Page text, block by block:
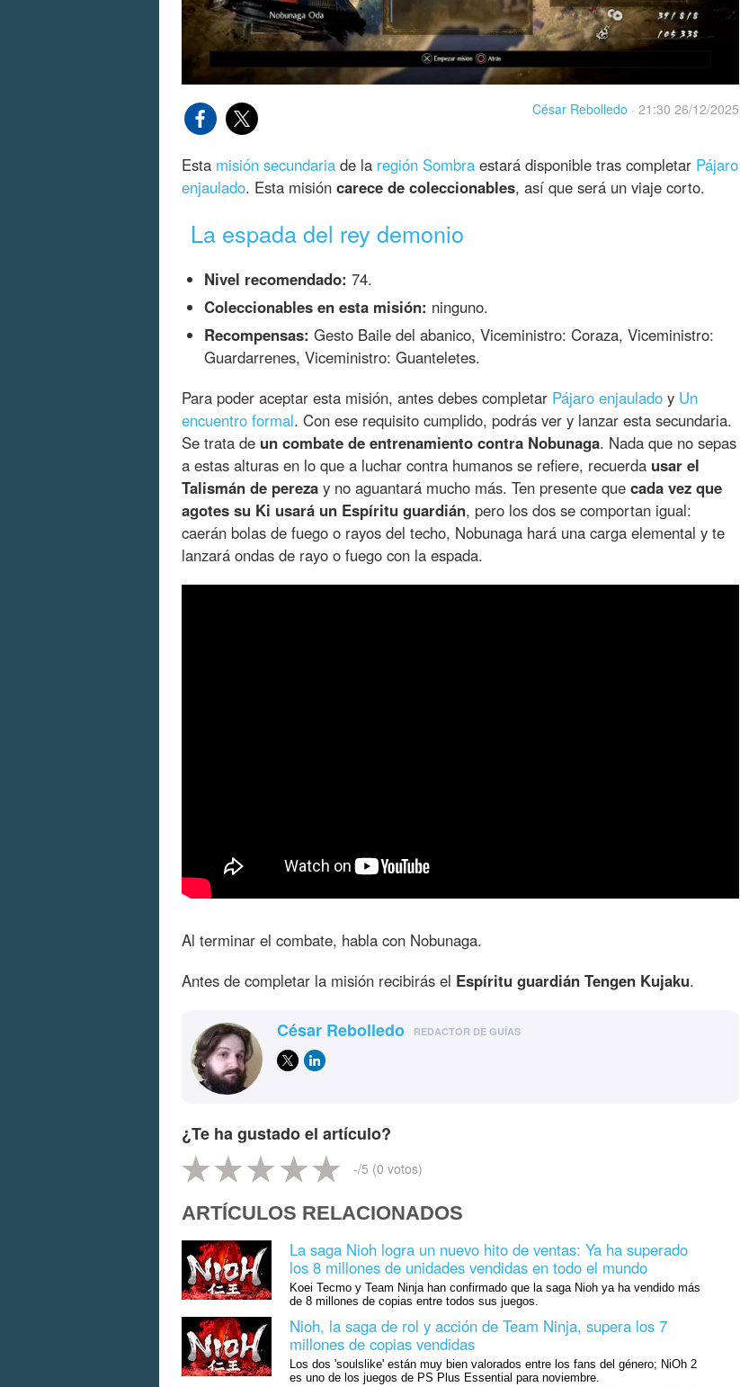
César Rebolledo · 21:30 26/12/2025
Esta misión secundaria de la región Sombra estará disponible tras completar Pájaro
enjaulado. Esta misión carece de coleccionables, así que será un viaje corto.
La espada del rey demonio
Nivel recomendado: 74.
Coleccionables en esta misión: ninguno.
Recompensas: Gesto Baile del abanico, Viceministro: Coraza, Viceministro:
Guardarrenes, Viceministro: Guanteletes.
Para poder aceptar esta misión, antes debes completar Pájaro enjaulado y Un
encuentro formal. Con ese requisito cumplido, podrás ver y lanzar esta secundaria.
Se trata de un combate de entrenamiento contra Nobunaga. Nada que no sepas
a estas alturas en lo que a luchar contra humanos se refiere, recuerda usar el
Talismán de pereza y no aguantará mucho más. Ten presente que cada vez que
agotes su Ki usará un Espíritu guardián, pero los dos se comportan igual:
caerán bolas de fuego o rayos del techo, Nobunaga hará una carga elemental y te
lanzará ondas de rayo o fuego con la espada.
Al terminar el combate, habla con Nobunaga.
Antes de completar la misión recibirás el Espíritu guardián Tengen Kujaku.
César Rebolledo REDACTOR DE GUÍAS
¿Te ha gustado el artículo?
-/5 (0 votos)
ARTÍCULOS RELACIONADOS
La saga Nioh logra un nuevo hito de ventas: Ya ha superado
los 8 millones de unidades vendidas en todo el mundo
Koei Tecmo y Team Ninja han confirmado que la saga Nioh ya ha vendido más
de 8 millones de copias entre todos sus juegos.
Nioh, la saga de rol y acción de Team Ninja, supera los 7
millones de copias vendidas
Los dos 'soulslike' están muy bien valorados entre los fans del género; NiOh 2
es uno de los juegos de PS Plus Essential para noviembre.